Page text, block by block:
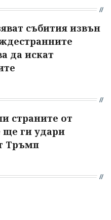
събития извън
да искат
страните от
ще ги удари
Тръмп